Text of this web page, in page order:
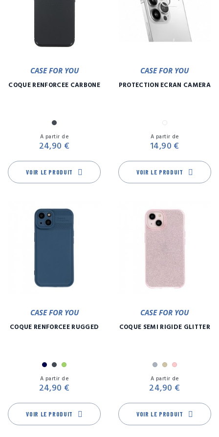
CASE FOR YOU
COQUE RENFORCÉE CARBONE
Noir
A partir de
24,90 €
VOIR LE PRODUIT
CASE FOR YOU
PROTECTION ÉCRAN CAMÉRA
Transparent
A partir de
14,90 €
VOIR LE PRODUIT
CASE FOR YOU
COQUE RENFORCÉE RUGGED
Marine
NoirVert
A partir de
24,90 €
VOIR LE PRODUIT
CASE FOR YOU
COQUE SEMI RIGIDE GLITTER
Argent
OrRose
A partir de
24,90 €
VOIR LE PRODUIT